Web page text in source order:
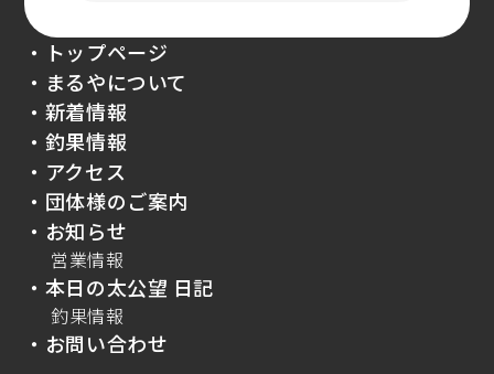
・トップページ
・まるやについて
・新着情報
・釣果情報
・アクセス
・団体様のご案内
・お知らせ
営業情報
・本日の太公望 日記
釣果情報
・お問い合わせ